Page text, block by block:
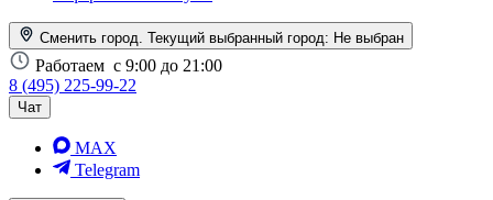
Сменить город. Текущий выбранный город: Не выбран
Работаем с 9:00 до 21:00
8 (495) 225-99-22
Чат
MAX
Telegram